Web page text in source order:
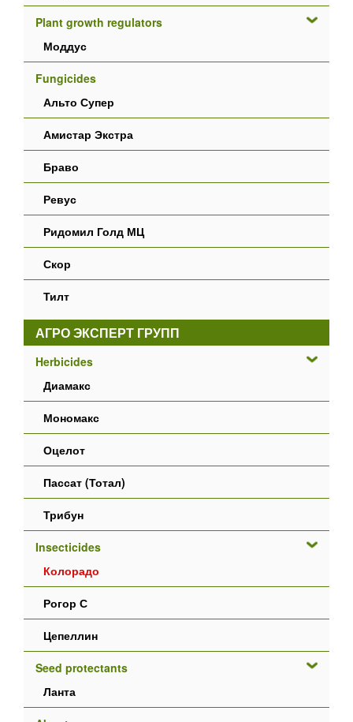
Plant growth regulators
Моддус
Fungicides
Альто Супер
Амистар Экстра
Браво
Ревус
Ридомил Голд МЦ
Скор
Тилт
АГРО ЭКСПЕРТ ГРУПП
Herbicides
Диамакс
Мономакс
Оцелот
Пассат (Тотал)
Трибун
Insecticides
Колорадо
Рогор С
Цепеллин
Seed protectants
Ланта